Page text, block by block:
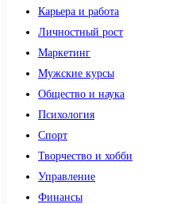
Карьера и работа
Личностный рост
Маркетинг
Мужские курсы
Общество и наука
Психология
Спорт
Творчество и хобби
Управление
Финансы